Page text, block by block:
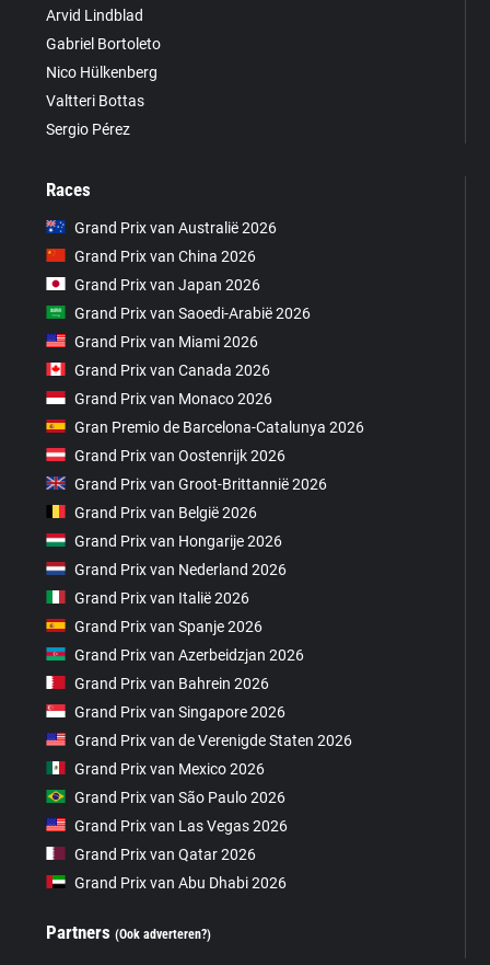
Arvid Lindblad
Gabriel Bortoleto
Nico Hülkenberg
Valtteri Bottas
Sergio Pérez
Races
Grand Prix van Australië 2026
Grand Prix van China 2026
Grand Prix van Japan 2026
Grand Prix van Saoedi-Arabië 2026
Grand Prix van Miami 2026
Grand Prix van Canada 2026
Grand Prix van Monaco 2026
Gran Premio de Barcelona-Catalunya 2026
Grand Prix van Oostenrijk 2026
Grand Prix van Groot-Brittannië 2026
Grand Prix van België 2026
Grand Prix van Hongarije 2026
Grand Prix van Nederland 2026
Grand Prix van Italië 2026
Grand Prix van Spanje 2026
Grand Prix van Azerbeidzjan 2026
Grand Prix van Bahrein 2026
Grand Prix van Singapore 2026
Grand Prix van de Verenigde Staten 2026
Grand Prix van Mexico 2026
Grand Prix van São Paulo 2026
Grand Prix van Las Vegas 2026
Grand Prix van Qatar 2026
Grand Prix van Abu Dhabi 2026
Partners(Ook adverteren?)